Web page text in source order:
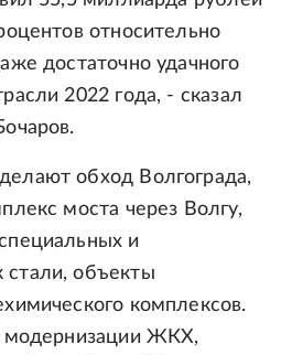
относительно
достаточно удачного
2022 года, - сказал
обход Волгограда,
моста через Волгу,
и
объекты
комплексов.
модернизации ЖКХ,